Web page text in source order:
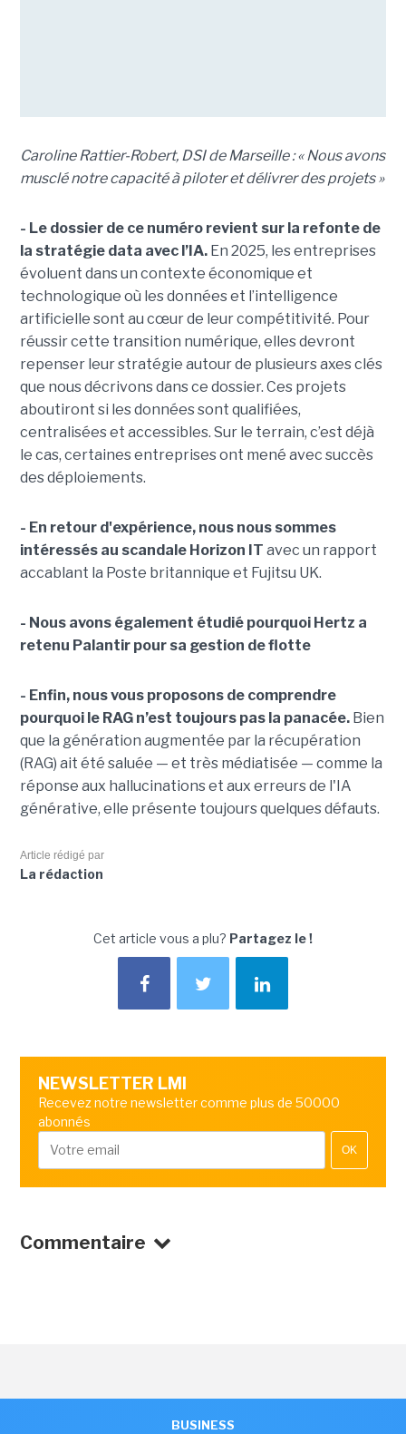
Caroline Rattier-Robert, DSI de Marseille : « Nous avons
musclé notre capacité à piloter et délivrer des projets »
- Le dossier de ce numéro revient sur la refonte de
la stratégie data avec l’IA.En 2025, les entreprises
évoluent dans un contexte économique et
technologique où les données et l’intelligence
artificielle sont au cœur de leur compétitivité. Pour
réussir cette transition numérique, elles devront
repenser leur stratégie autour de plusieurs axes clés
que nous décrivons dans ce dossier. Ces projets
aboutiront si les données sont qualifiées,
centralisées et accessibles. Sur le terrain, c’est déjà
le cas, certaines entreprises ont mené avec succès
des déploiements.
- En retour d'expérience, nous nous sommes
intéressés au scandale Horizon IT avec un rapport
accablant la Poste britannique et Fujitsu UK.
- Nous avons également étudié pourquoi Hertz a
retenu Palantir pour sa gestion de flotte
- Enfin, nous vous proposons de comprendre
pourquoi le RAG n’est toujours pas la panacée.Bien
que la génération augmentée par la récupération
(RAG) ait été saluée — et très médiatisée — comme la
réponse aux hallucinations et aux erreurs de l'IA
générative, elle présente toujours quelques défauts.
Article rédigé par
La rédaction
Cet article vous a plu? Partagez le !
NEWSLETTER LMI
Recevez notre newsletter comme plus de 50000
abonnés
OK
Commentaire
BUSINESS